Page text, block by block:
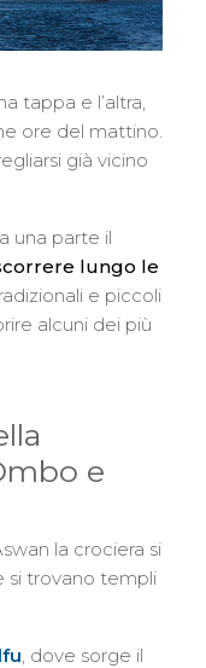
tappa e l’altra,
ore del mattino.
già vicino
una parte il
lungo le
e piccoli
alcuni dei più
e
la crociera si
si trovano templi
, dove sorge il